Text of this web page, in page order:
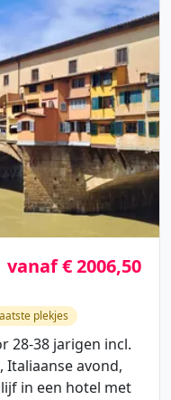
vanaf € 2006,50
plekjes
28-38 jarigen incl.
avond,
in een hotel met